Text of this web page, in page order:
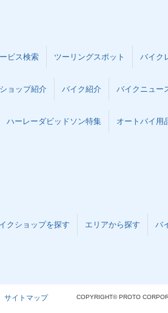
ビス検索 ツーリングスポット バイク
ョップ紹介 バイク紹介 バイクニュー
ハーレーダビッドソン特集 オートバイ用
クショップを探す エリアから探す バ
サイトマップ COPYRIGHT© PROTO